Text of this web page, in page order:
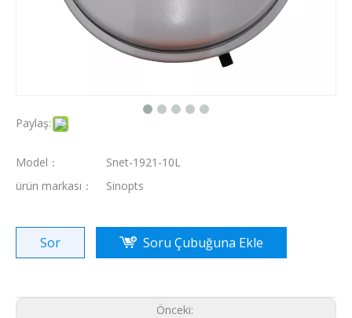
Duvara monte gaz kazan yedek parçaları için 8L dikdörtgen genleşme tankı
Paylaş:
Model：
Snet-1921-10L
ürün markası：
Sinopts
Sor Soru Çubuğuna Ekle
Önceki: